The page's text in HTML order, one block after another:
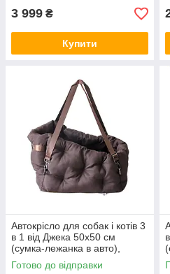
3 999 ₴
Купити
Автокрісло для собак і котів 3
в 1 від Джека 50х50 см
(сумка-лежанка в авто),
коричневе
Готово до відправки